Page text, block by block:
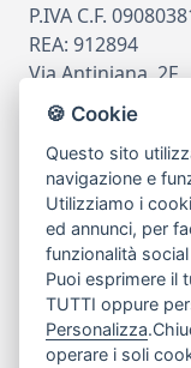
P.IVA C.F.
REA: 912894
Via Antiniana, 2F
80078 Pozzuoli
tel081.7515380
email
Assistenza
Chi siamo
🍪 Cookie
Questo sito
navigazione e
Utilizziamo i
ed annunci, per
funzionalità
Puoi esprimere il
TUTTI oppure
Personalizza
operare i soli